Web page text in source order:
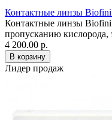
Контактные линзы
Контактные линзы
пропусканию кислорода,
4 200.00 р.
Лидер продаж